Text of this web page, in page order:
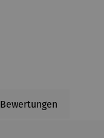
Bewertungen